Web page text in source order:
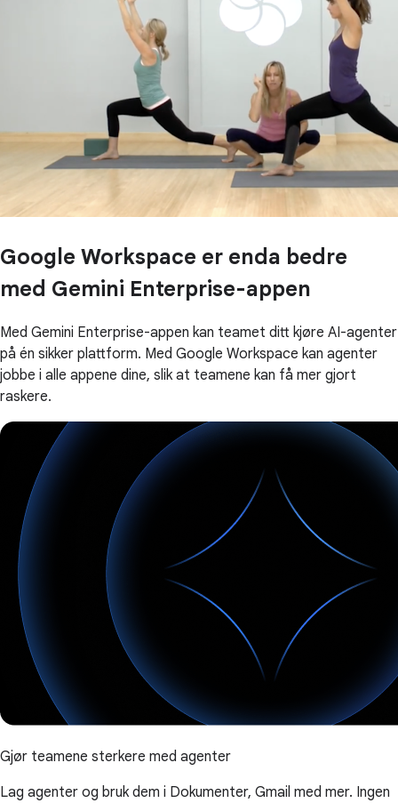
Google Workspace er enda bedre
med Gemini Enterprise-appen
Med Gemini Enterprise-appen kan teamet ditt kjøre AI-agenter
på én sikker plattform. Med Google Workspace kan agenter
jobbe i alle appene dine, slik at teamene kan få mer gjort
raskere.
Gjør teamene sterkere med agenter
Lag agenter og bruk dem i Dokumenter, Gmail med mer. Ingen